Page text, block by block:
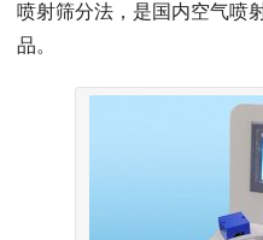
喷射筛分法，是国内空气喷
品。